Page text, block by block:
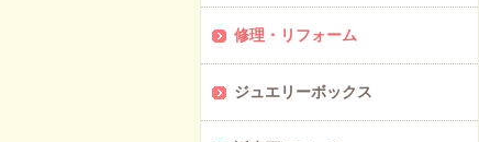
修理・リフォーム
ジュエリーボックス